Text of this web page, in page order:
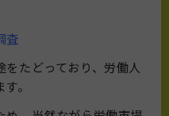
査
たどっており、労働人
。